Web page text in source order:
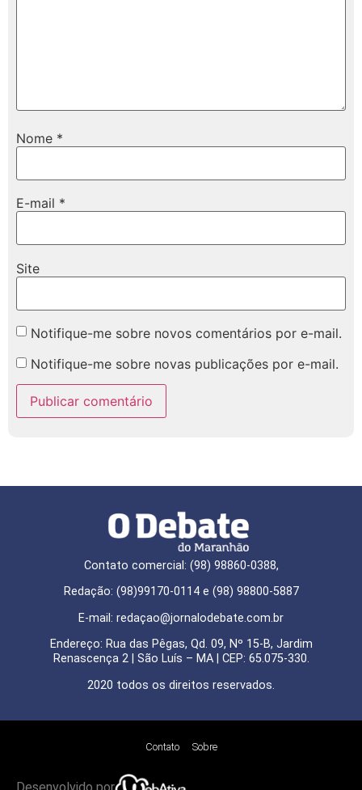
Nome *
E-mail *
Site
Notifique-me sobre novos comentários por e-mail.
Notifique-me sobre novas publicações por e-mail.
Contato comercial: (98) 98860-0388,
Redação: (98)99170-0114 e (98) 98800-5887
E-mail: redaçao@jornalodebate.com.br
Endereço: Rua das Pêgas, Qd. 09, Nº 15-B, Jardim
Renascença 2 | São Luís – MA | CEP: 65.075-330.
2020 todos os direitos reservados.
Contato Sobre